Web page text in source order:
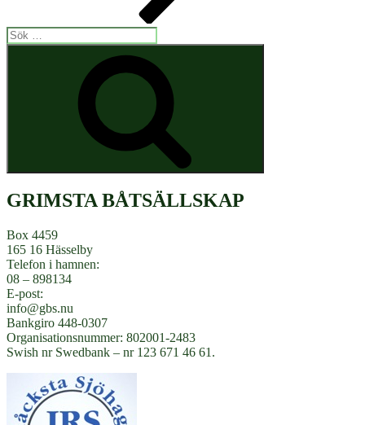
Sök
efter:
GRIMSTA BÅTSÄLLSKAP
Box 4459
165 16 Hässelby
Telefon i hamnen:
08 – 898134
E-post:
info@gbs.nu
Bankgiro 448-0307
Organisationsnummer: 802001-2483
Swish nr Swedbank – nr 123 671 46 61.